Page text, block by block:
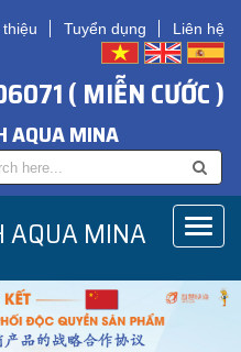
Tuyển dụng Liên hệ
( MIỄN CƯỚC )
AQUA MINA
AQUA MINA